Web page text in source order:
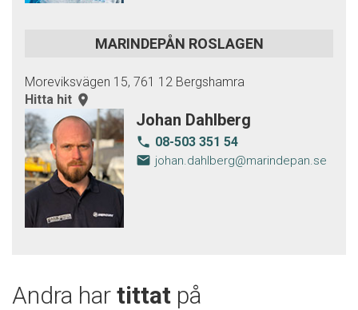
MARINDEPÅN ROSLAGEN
Moreviksvägen 15, 761 12 Bergshamra
Hitta hit room
Johan Dahlberg
local_phone 08-503 351 54
email johan.dahlberg@marindepan.se
Andra har tittat på